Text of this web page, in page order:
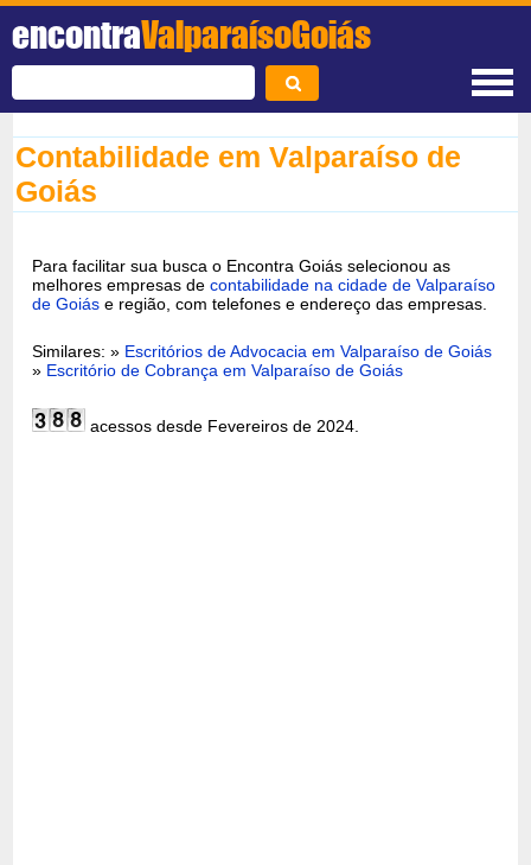
encontraValparaísoGoiás
Contabilidade em Valparaíso de
Goiás
Para facilitar sua busca o Encontra Goiás selecionou as
melhores empresas decontabilidade na cidade de Valparaíso
de Goiás e região, com telefones e endereço das empresas.
Similares: » Escritórios de Advocacia em Valparaíso de Goiás
» Escritório de Cobrança em Valparaíso de Goiás
acessos desde Fevereiros de 2024.